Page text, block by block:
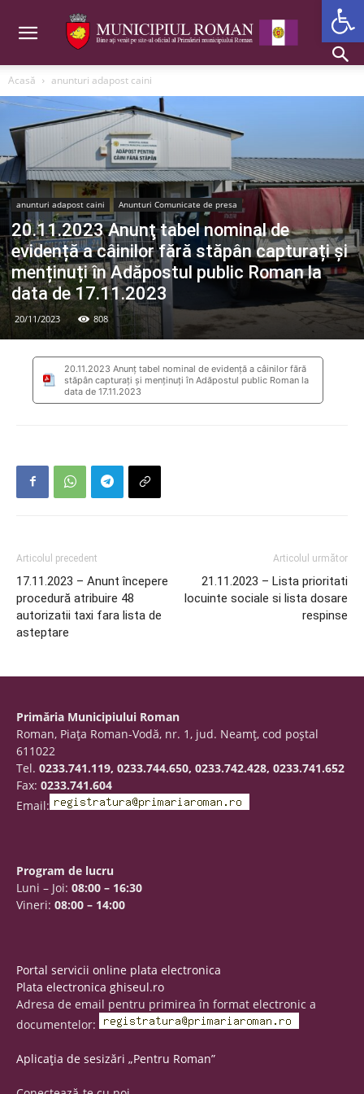
Acasă anunturi adapost caini
anunturi adapost caini Anunturi Comunicate de presa
20.11.2023 Anunţ tabel nominal de
evidență a câinilor fără stăpân capturați și
menținuți în Adăpostul public Roman la
data de 17.11.2023
20/11/2023 808
20.11.2023 Anunţ tabel nominal de evidență a câinilor fără
stăpân capturați și menținuți în Adăpostul public Roman la
data de 17.11.2023
Articolul precedent
17.11.2023 – Anunt începere
procedură atribuire 48
autorizatii taxi fara lista de
asteptare
Articolul următor
21.11.2023 – Lista prioritati
locuinte sociale si lista dosare
respinse
Primăria Municipiului Roman
Roman, Piaţa Roman-Vodă, nr. 1, jud. Neamţ, cod poştal
611022
Tel. 0233.741.119, 0233.744.650, 0233.742.428, 0233.741.652
Fax: 0233.741.604
Email:
Program de lucru
Luni – Joi: 08:00 – 16:30
Vineri: 08:00 – 14:00
Portal servicii online plata electronica
Plata electronica ghiseul.ro
Adresa de email pentru primirea în format electronic a
documentelor:
Aplicația de sesizări „Pentru Roman”